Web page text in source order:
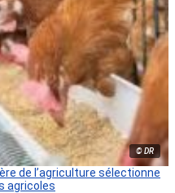
© DR
de l’agriculture sélectionne
agricoles